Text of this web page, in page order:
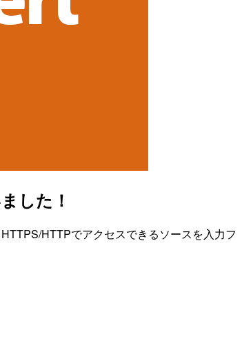
した！
HTTPでアクセスできるソースを入力フ